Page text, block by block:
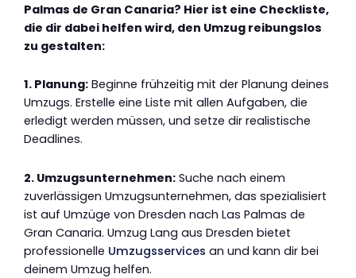
Palmas de Gran Canaria? Hier ist eine Checkliste,
die dir dabei helfen wird, den Umzug reibungslos
zu gestalten:
1. Planung: Beginne frühzeitig mit der Planung deines
Umzugs. Erstelle eine Liste mit allen Aufgaben, die
erledigt werden müssen, und setze dir realistische
Deadlines.
2. Umzugsunternehmen: Suche nach einem
zuverlässigen Umzugsunternehmen, das spezialisiert
ist auf Umzüge von Dresden nach Las Palmas de
Gran Canaria. Umzug Lang aus Dresden bietet
professionelle Umzugsservices an und kann dir bei
deinem Umzug helfen.